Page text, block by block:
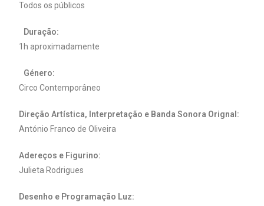
Todos os públicos
Duração:
1h aproximadamente
Género:
Circo Contemporâneo
Direção Artística, Interpretação e Banda Sonora Orignal:
António Franco de Oliveira
Adereços e Figurino:
Julieta Rodrigues
Desenho e Programação Luz: